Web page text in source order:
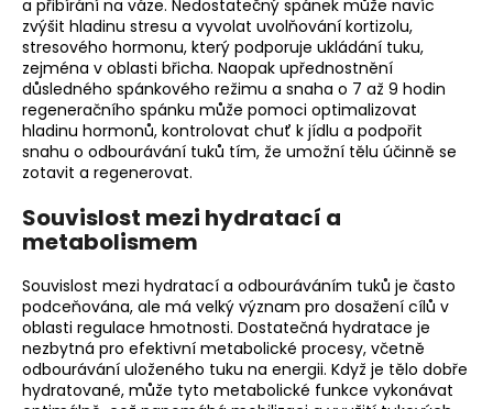
a přibírání na váze. Nedostatečný spánek může navíc
zvýšit hladinu stresu a vyvolat uvolňování kortizolu,
stresového hormonu, který podporuje ukládání tuku,
zejména v oblasti břicha. Naopak upřednostnění
důsledného spánkového režimu a snaha o 7 až 9 hodin
regeneračního spánku může pomoci optimalizovat
hladinu hormonů, kontrolovat chuť k jídlu a podpořit
snahu o odbourávání tuků tím, že umožní tělu účinně se
zotavit a regenerovat.
Souvislost mezi hydratací a
metabolismem
Souvislost mezi hydratací a odbouráváním tuků je často
podceňována, ale má velký význam pro dosažení cílů v
oblasti regulace hmotnosti. Dostatečná hydratace je
nezbytná pro efektivní metabolické procesy, včetně
odbourávání uloženého tuku na energii. Když je tělo dobře
hydratované, může tyto metabolické funkce vykonávat